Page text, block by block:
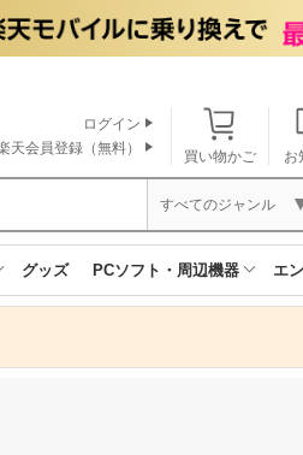
買い物かご お
ログイン
天会員登録（無料）
すべてのジャンル
グッズ PCソフト・周辺機器 エ